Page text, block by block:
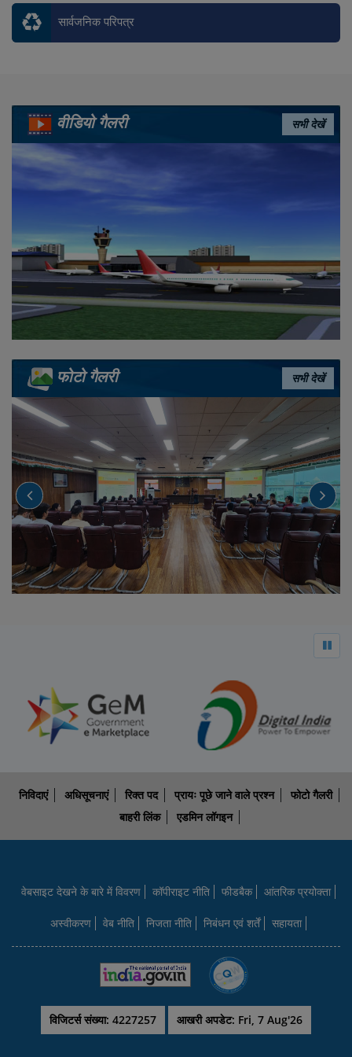
सार्वजनिक परिपत्र
वीडियो गैलरी सभी देखें
फोटो गैलरी सभी देखें
निविदाएं अधिसूचनाएं रिक्त पद प्रायः पूछे जाने वाले प्रश्न
फोटो गैलरी
बाहरी लिंक
एडमिन लॉगइन
वेबसाइट देखने के बारे में विवरण कॉपीराइट नीति फीडबैक आंतरिक प्रयोक्‍ता
अस्वीकरण वेब नीति निजता नीति निबंधन एवं शर्तें सहायता
विजिटर्स संख्या: 4227257 आखरी अपडेट: Fri, 7 Aug'26